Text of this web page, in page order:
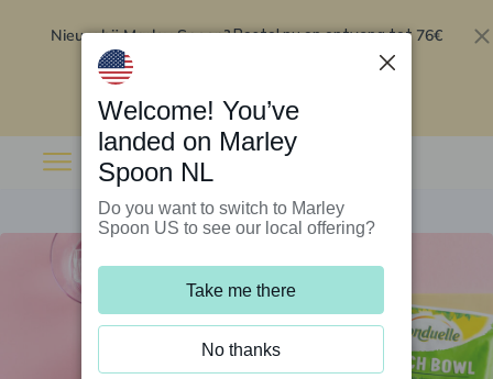
Nieuw bij Marley Spoon?Bestel nu en ontvang tot 76€
Welcome! You’ve
landed on Marley
Spoon NL
Do you want to switch to Marley
Spoon US to see our local offering?
Take me there
No thanks